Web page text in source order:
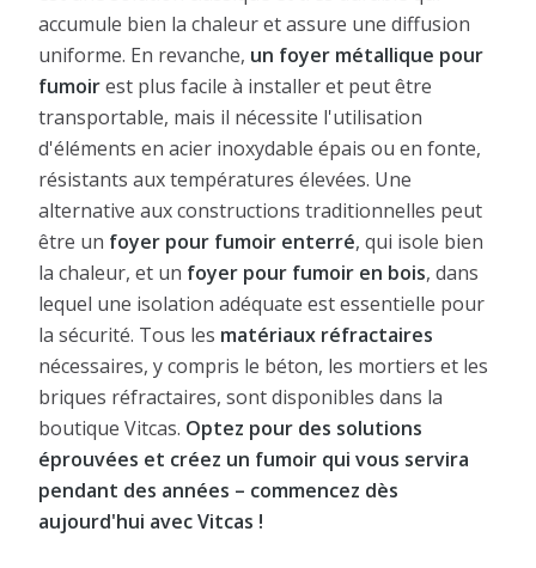
accumule bien la chaleur et assure une diffusion
uniforme. En revanche, un foyer métallique pour
fumoirest plus facile à installer et peut être
transportable, mais il nécessite l'utilisation
d'éléments en acier inoxydable épais ou en fonte,
résistants aux températures élevées. Une
alternative aux constructions traditionnelles peut
être un foyer pour fumoir enterré, qui isole bien
la chaleur, et un foyer pour fumoir en bois, dans
lequel une isolation adéquate est essentielle pour
la sécurité. Tous les matériaux réfractaires
nécessaires, y compris le béton, les mortiers et les
briques réfractaires, sont disponibles dans la
boutique Vitcas. Optez pour des solutions
éprouvées et créez un fumoir qui vous servira
pendant des années – commencez dès
aujourd'hui avec Vitcas !